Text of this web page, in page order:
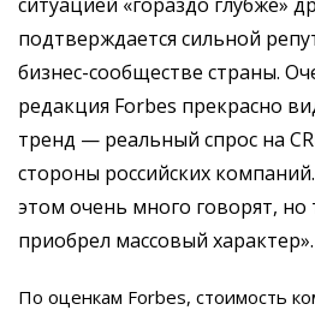
подтверждается сильной
бизнес-сообществе страны.
редакция Forbes прекрасно
тренд — реальный спрос на
стороны российских
этом очень много говорят, но
приобрел массовый характер».
По оценкам Forbes, стоимость